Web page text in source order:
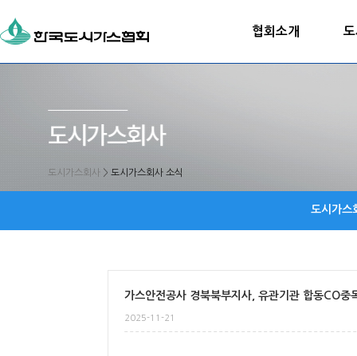
협회소개
도시가스회사 > 도시가스회사 소식
도시가스
가스안전공사 경북북부지사, 유관기관 합동CO중
2025-11-21